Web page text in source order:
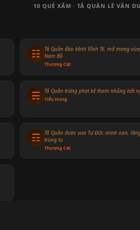
10 QUẺ XĂM · TẢ QUÂN LÊ VĂN
☷
Tả Quân đào kênh Vĩnh Tế, mở mang
Nam Bộ
Thượng Cát
☴ Tả Quân trừng phạt kẻ tham nhũng bất
Tiểu Hung
☶
Tả Quân được vua Tự Đức minh oan,
trùng tu
Thượng Cát